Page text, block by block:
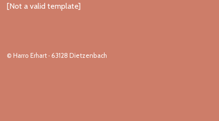
[Not a valid template]
© Harro Erhart · 63128 Dietzenbach